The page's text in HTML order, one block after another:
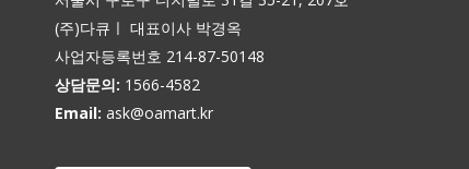
(주)다큐ㅣ 대표이사 박경옥
사업자등록번호 214-87-50148
상담문의: 1566-4582
Email: ask@oamart.kr